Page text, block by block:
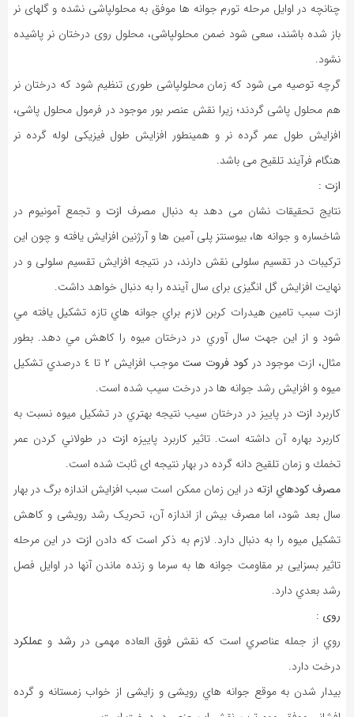
چنانچه در اوایل مرحله تورم جوانه ها موفق به محلولپاشی نشده و گلهای نر
باز شده باشند، سعی شود ضمن محلولپاشی، محلول روی درختان نر پاشیده
نشود.
گرچه توصیه می شود که زمان محلولپاشی طوری تنظیم شود که درختان نر
هم محلول پاشی گردند؛ زیرا نقش عنصر بور موجود در فرمول محلول پاشی،
افزایش طول عمر گرده نر و همینطور افزایش طول فیزیکی لوله گرده نر
هنگام فرآیند تلقیح می باشد.
ازت :
نتایج تحقیقات نشان می دهد به دنبال مصرف ازت و تجمع آمونیوم در
شاخساره و جوانه ها، بیوسنتز پلی آمین ها و آرژنین افزایش یافته و چون این
ترکیبات در تقسیم سلولی نقش دارند، در نتیجه افزایش تقسیم سلولی و در
نهایت افزایش گل انگیزی برای سال آینده را به دنبال خواهد داشت.
ازت سبب تامين هيدرات كربن لازم براي جوانه هاي تازه تشكيل يافته مي
شود و از این جهت سال آوري در درختان میوه را كاهش مي دهد. بطور
مثال، ازت موجود در كود فروت ست
موجب افزايش ٢ تا ٤ درصدي تشكيل
ميوه و افزايش رشد جوانه ها در درخت سيب شده است.
كاربرد ازت در پاييز در درختان سيب نتيجه بهتري در تشكيل ميوه نسبت به
كاربرد بهاره آن داشته است. تاثير كاربرد پاييزه ازت در طولاني كردن عمر
تخمك و زمان تلقيح دانه گرده در بهار نتیجه ای ثابت شده است.
مصرف کودهاي ازته در این زمان ممکن است سبب افزایش اندازه برگ در بهار
سال بعد شود، اما مصرف بیش از اندازه آن، تحریک رشد رویشی و کاهش
تشکیل میوه را به دنبال دارد. لازم به ذکر است که دادن ازت در این مرحله
تاثیر بسزایی بر مقاومت جوانه ها به سرما و زنده ماندن آنها در اوایل فصل
رشد بعدي دارد.
روی :
روي از جمله عناصري است که نقش فوق العاده مهمی در رشد و عملکرد
درخت دارد.
بیدار شدن به موقع جوانه هاي رویشی و زایشی از خواب زمستانه و گرده